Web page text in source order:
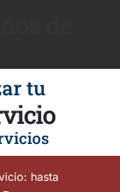
en el
tu
hasta